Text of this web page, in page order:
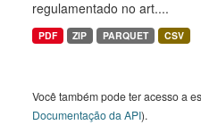
regulamentado no art....
PDF ZIP PARQUET CSV
Você também pode ter acesso a
Documentação da API).